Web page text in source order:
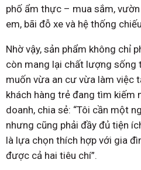
phố ẩm thực – mua sắm,
em, bãi đỗ xe và hệ thống
Nhờ vậy, sản phẩm không chỉ
còn mang lại chất lượng sống
muốn vừa an cư vừa làm việc
khách hàng trẻ đang tìm kiếm
doanh, chia sẻ: “Tôi cần một
nhưng cũng phải đầy đủ tiện
là lựa chọn thích hợp với gia
được cả hai tiêu chí”.